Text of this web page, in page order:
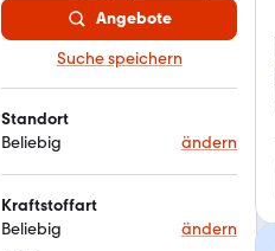
Angebote
Suche speichern
Standort
Beliebig
ändern
Kraftstoffart
Beliebig
ändern